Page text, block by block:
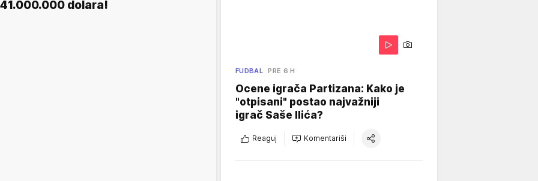
dolara!
FUDBAL PRE 6 H
Ocene igrača Partizana: Kako je
"otpisani" postao najvažniji
igrač Saše Ilića?
Reaguj Komentariši